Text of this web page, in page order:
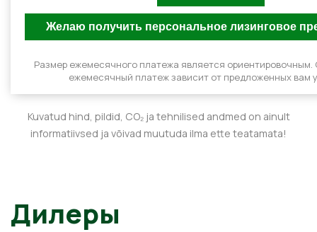
Размер ежемесячного платежа является
ежемесячный платеж зависит от предложенных вам
Kuvatud hind, pildid, CO₂ ja tehnilised andmed on ainult
informatiivsed ja võivad muutuda ilma ette teatamata!
Дилеры